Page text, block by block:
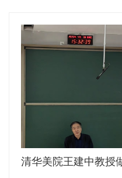
清华美院王建中教授